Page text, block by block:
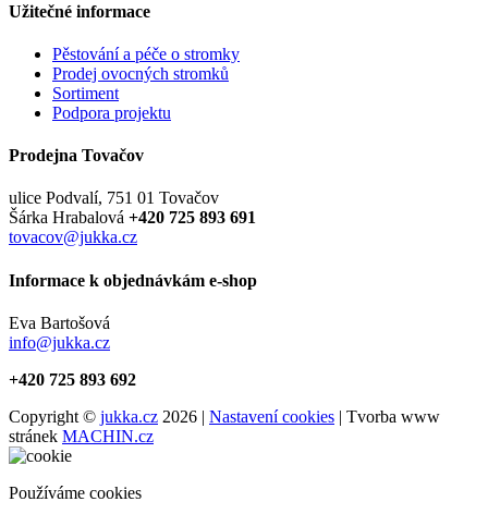
Užitečné informace
Pěstování a péče o stromky
Prodej ovocných stromků
Sortiment
Podpora projektu
Prodejna Tovačov
ulice Podvalí, 751 01 Tovačov
Šárka Hrabalová +420 725 893 691
tovacov@jukka.cz
Informace k objednávkám e-shop
Eva Bartošová
info@jukka.cz
+420 725 893 692
Copyright © jukka.cz 2026 | Nastavení cookies | Tvorba www
stránek MACHIN.cz
Používáme cookies